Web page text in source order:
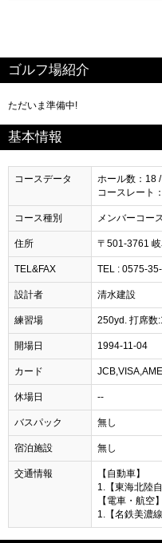
ゴルフ場紹介
ただいま準備中!
基本情報
コースデータ
ホール数：18
コースレート
コース種別 メンバーコース
住所 〒501-3761
TEL&FAX TEL : 0575-
設計者 清水建設
練習場 250yd. 打席数
開場日 1994-11-04
カード
休場日 --
バスパック 無し
宿泊施設 無し
交通情報
【自動車】
1.【東海北陸
【電車・航空】
1.【名鉄美濃